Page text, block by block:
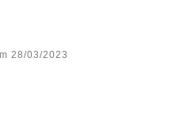
28/03/2023